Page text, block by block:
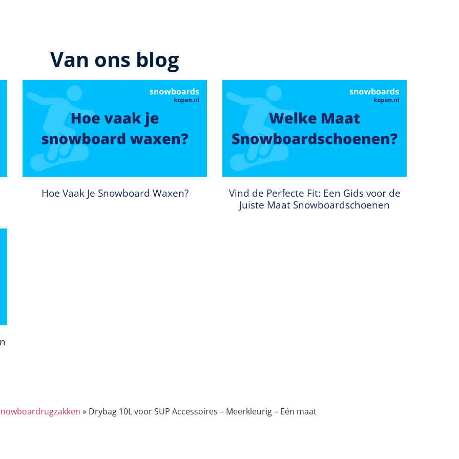
Van ons blog
Hoe Vaak Je Snowboard Waxen?
Vind de Perfecte Fit: Een Gids voor de
Juiste Maat Snowboardschoenen
» Drybag 10L voor SUP Accessoires – Meerkleurig – Eén maat